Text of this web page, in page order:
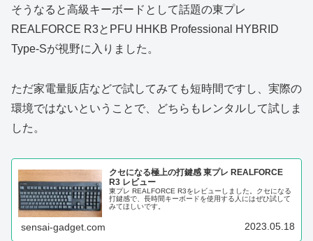
そうなると高級キーボードとして話題の東プレ
REALFORCE R3とPFU HHKB Professional HYBRID
Type-Sが視野に入りました。
ただ家電量販店などで試してみても短時間ですし、実際の
環境ではないということで、どちらもレンタルして試しま
した。
クセになる極上の打鍵感 東プレ REALFORCE
R3 レビュー
東プレ REALFORCE R3をレビューしました。クセになる
打鍵感で、長時間キーボードを使用する人にはぜひ試して
みてほしいです。
sensai-gadget.com 2023.05.18